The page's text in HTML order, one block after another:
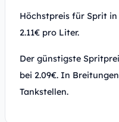
Höchstpreis für Sprit
2.11€ pro Liter.
Der günstigste
bei 2.09€. In
Tankstellen.